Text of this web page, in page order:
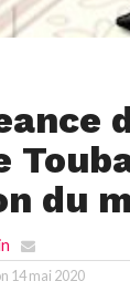
du
14 mai 2020